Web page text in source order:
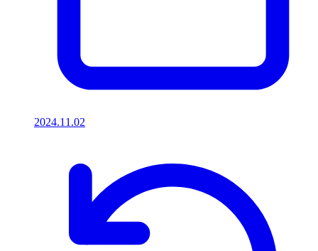
2024.11.02